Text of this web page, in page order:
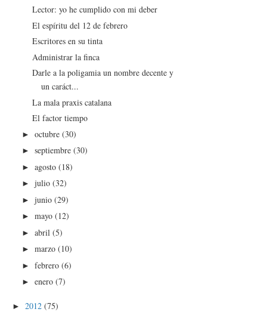
Lector: yo he cumplido con mi deber
El espíritu del 12 de febrero
Escritores en su tinta
Administrar la finca
Darle a la poligamia un nombre decente y
un caráct...
La mala praxis catalana
El factor tiempo
►octubre(30)
►septiembre(30)
►agosto(18)
►julio(32)
►junio(29)
►mayo(12)
►abril(5)
►marzo(10)
►febrero(6)
►enero(7)
► 2012 (75)